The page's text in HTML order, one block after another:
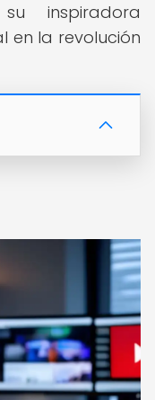
inspiradora
en la revolución